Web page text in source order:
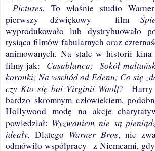
Pictures. To właśnie studio
pierwszy dźwiękowy
film
wyprodukowało lub dystrybuowało
tysiąca filmów fabularnych oraz
animowanych. Na stałe w historii kina
filmy jak:
Casablanca; Sokół
koronki; Na wschód od Edenu; Co się
czy Kto się boi Virginii Woolf?
Harry
bardzo skromnym człowiekiem,
Hollywood modę na akcje
powiedział: Wyzwaniem nie są
ideały. Dlatego Warner Bros, nie
odmówiło współpracy
z Niemcami,